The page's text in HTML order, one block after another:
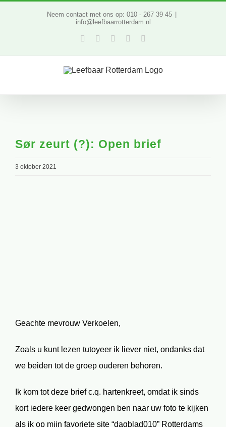
Neem contact met ons op: 010 - 267 39 45
info@leefbaarrotterdam.nl
Facebook
TwitterYouTubeLinkedIn
Sør zeurt (?): Open brief
3 oktober 2021
Geachte mevrouw Verkoelen,
Zoals u kunt lezen tutoyeer ik liever niet, ondanks dat
we beiden tot de groep ouderen behoren.
Ik kom tot deze brief c.q. hartenkreet, omdat ik sinds
kort iedere keer gedwongen ben naar uw foto te kijken
als ik op mijn favoriete site “dagblad010” Rotterdams